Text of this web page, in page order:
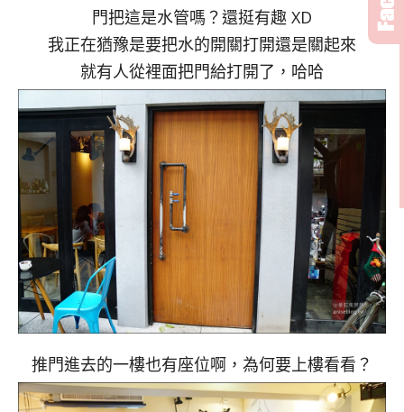
門把這是水管嗎？還挺有趣 XD
我正在猶豫是要把水的開關打開還是關起來
就有人從裡面把門給打開了，哈哈
推門進去的一樓也有座位啊，為何要上樓看看？